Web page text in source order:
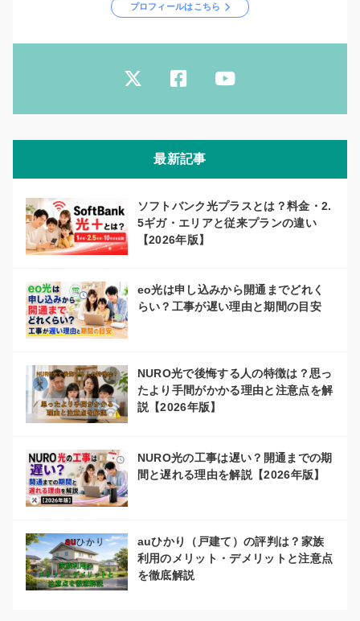
プロフィールはこちら
最新記事
ソフトバンク光プラスとは？料金・2.
5ギガ・エリアと従来プランの違い
【2026年版】
eo光は申し込みから開通までどれく
らい？工事が遅い理由と期間の目安
NURO光で後悔する人の特徴は？思っ
たより手間がかかる理由と注意点を解
説【2026年版】
NURO光の工事は遅い？開通までの期
間と遅れる理由を解説【2026年版】
auひかり（戸建て）の評判は？家族
利用のメリット・デメリットと注意点
を徹底解説